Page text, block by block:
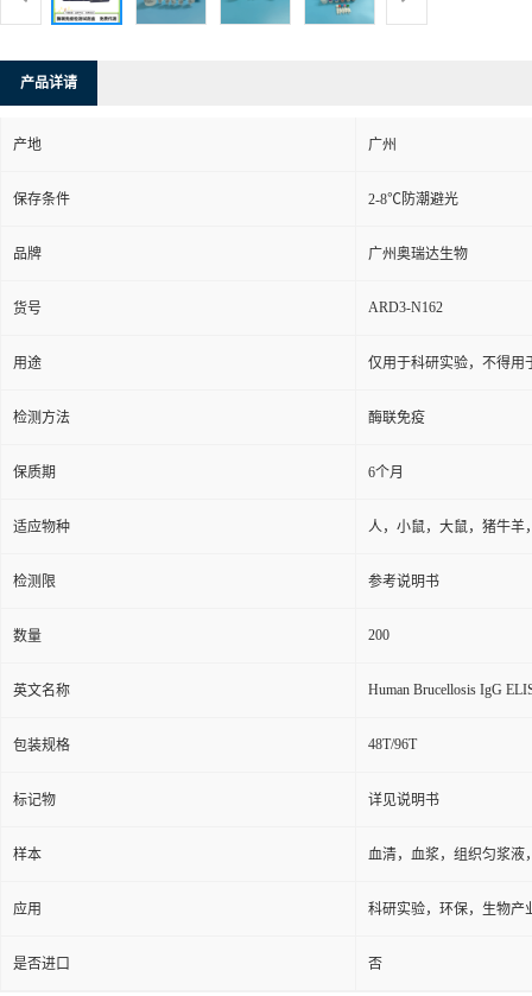
产品详请
产地 广州
保存条件 2-8℃防潮避光
品牌 广州奥瑞达生物
货号 ARD3-N162
用途 仅用于科研实验，不得用
检测方法 酶联免疫
保质期 6个月
适应物种 人，小鼠，大鼠，猪牛羊
检测限 参考说明书
数量 200
英文名称 Human Brucellosis IgG
包装规格 48T/96T
标记物 详见说明书
样本 血清，血浆，组织匀浆液
应用 科研实验，环保，生物产
是否进口 否